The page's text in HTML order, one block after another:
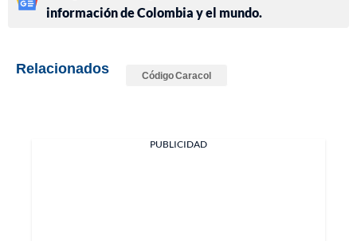
información de Colombia y el mundo.
Relacionados Código Caracol
PUBLICIDAD